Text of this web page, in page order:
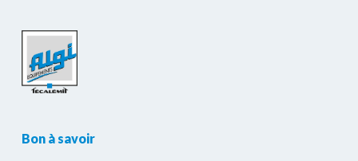
Bon à savoir